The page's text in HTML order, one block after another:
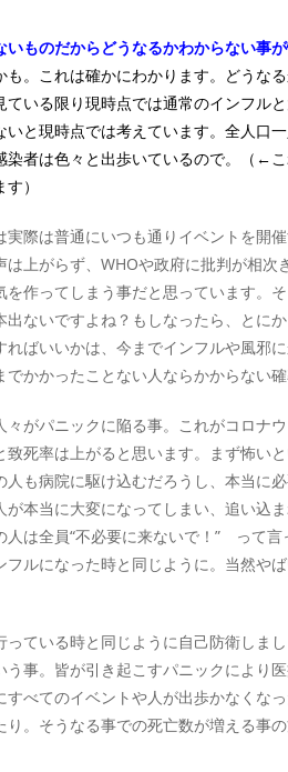
ものだからどうなるかわからない事
。これは確かにわかります。どうな
ている限り現時点では通常のインフル
と現時点では考えています。全人口
染者は色々と出歩いているので。（←
）
実際は普通にいつも通りイベントを開
上がらず、WHOや政府に批判が相次
を作ってしまう事だと思っています。
出ないですよね？もしなったら、とに
ればいいかは、今までインフルや風邪
かかったことない人ならかからない確
々がパニックに陥る事。これがコロナ
死率は上がると思います。まず怖い
人も病院に駆け込むだろうし、本当に
が本当に大変になってしまい、追い込
人は全員“不必要に来ないで！” って
ルになった時と同じように。当然や
っている時と同じように自己防衛しま
事。皆が引き起こすパニックにより医
べてのイベントや人が出歩かなくな
り。そうなる事での死亡数が増える事